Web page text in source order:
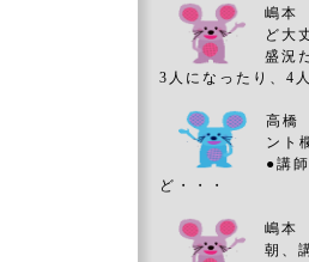
嶋本
ど大
盛況
3人になったり、4
高橋
ント
●講
ど・・・
嶋本
朝、